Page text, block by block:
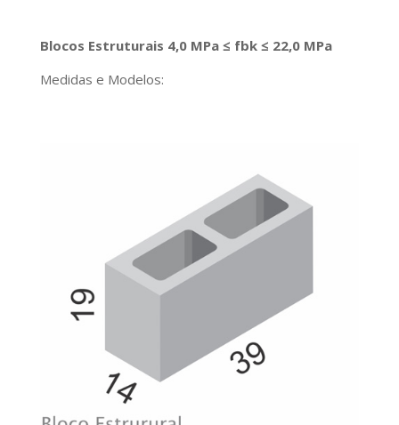
Blocos Estruturais 4,0 MPa ≤ fbk ≤ 22,0 MPa
Medidas e Modelos: